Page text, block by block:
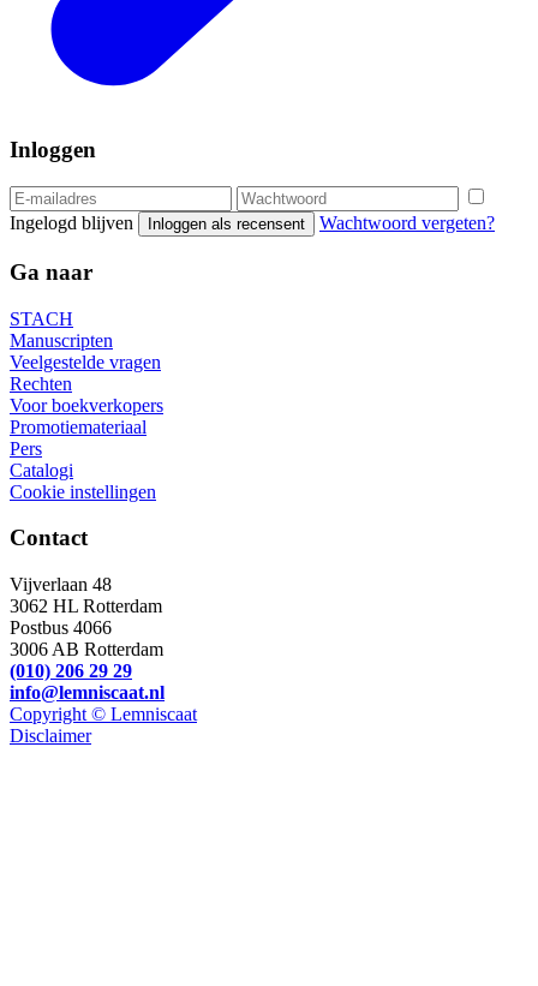
Inloggen
Ingelogd blijven Inloggen als recensent Wachtwoord vergeten?
Ga naar
STACH
Manuscripten
Veelgestelde vragen
Rechten
Voor boekverkopers
Promotiemateriaal
Pers
Catalogi
Cookie instellingen
Contact
Vijverlaan 48
3062 HL Rotterdam
Postbus 4066
3006 AB Rotterdam
(010) 206 29 29
info@lemniscaat.nl
Copyright © Lemniscaat
Disclaimer